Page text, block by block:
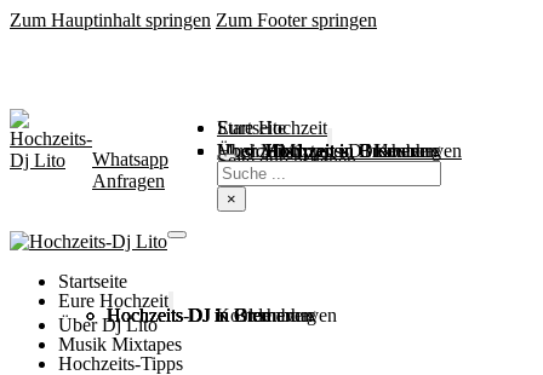
Zum Hauptinhalt springen Zum Footer springen
Startseite
Eure Hochzeit
Hochzeit in Bremen
Hochzeit in Bremerhaven
Hochzeit in Cuxhaven
Hochzeit in Oldenburg
Hochzeits-DJ Kosten
Über Mich
Music / Mixtapes
Hochzeitstipps
Seite durchsuchen
Suchen
×
Whatsapp
Anfragen
Startseite
Eure Hochzeit
Hochzeits DJ in Bremen
Hochzeits DJ in Bremerhaven
Hochzeits DJ in Cuxhaven
Hochzeits DJ in Oldenburg
Hochzeits-DJ Kosten
Über Dj Lito
Musik Mixtapes
Hochzeits-Tipps